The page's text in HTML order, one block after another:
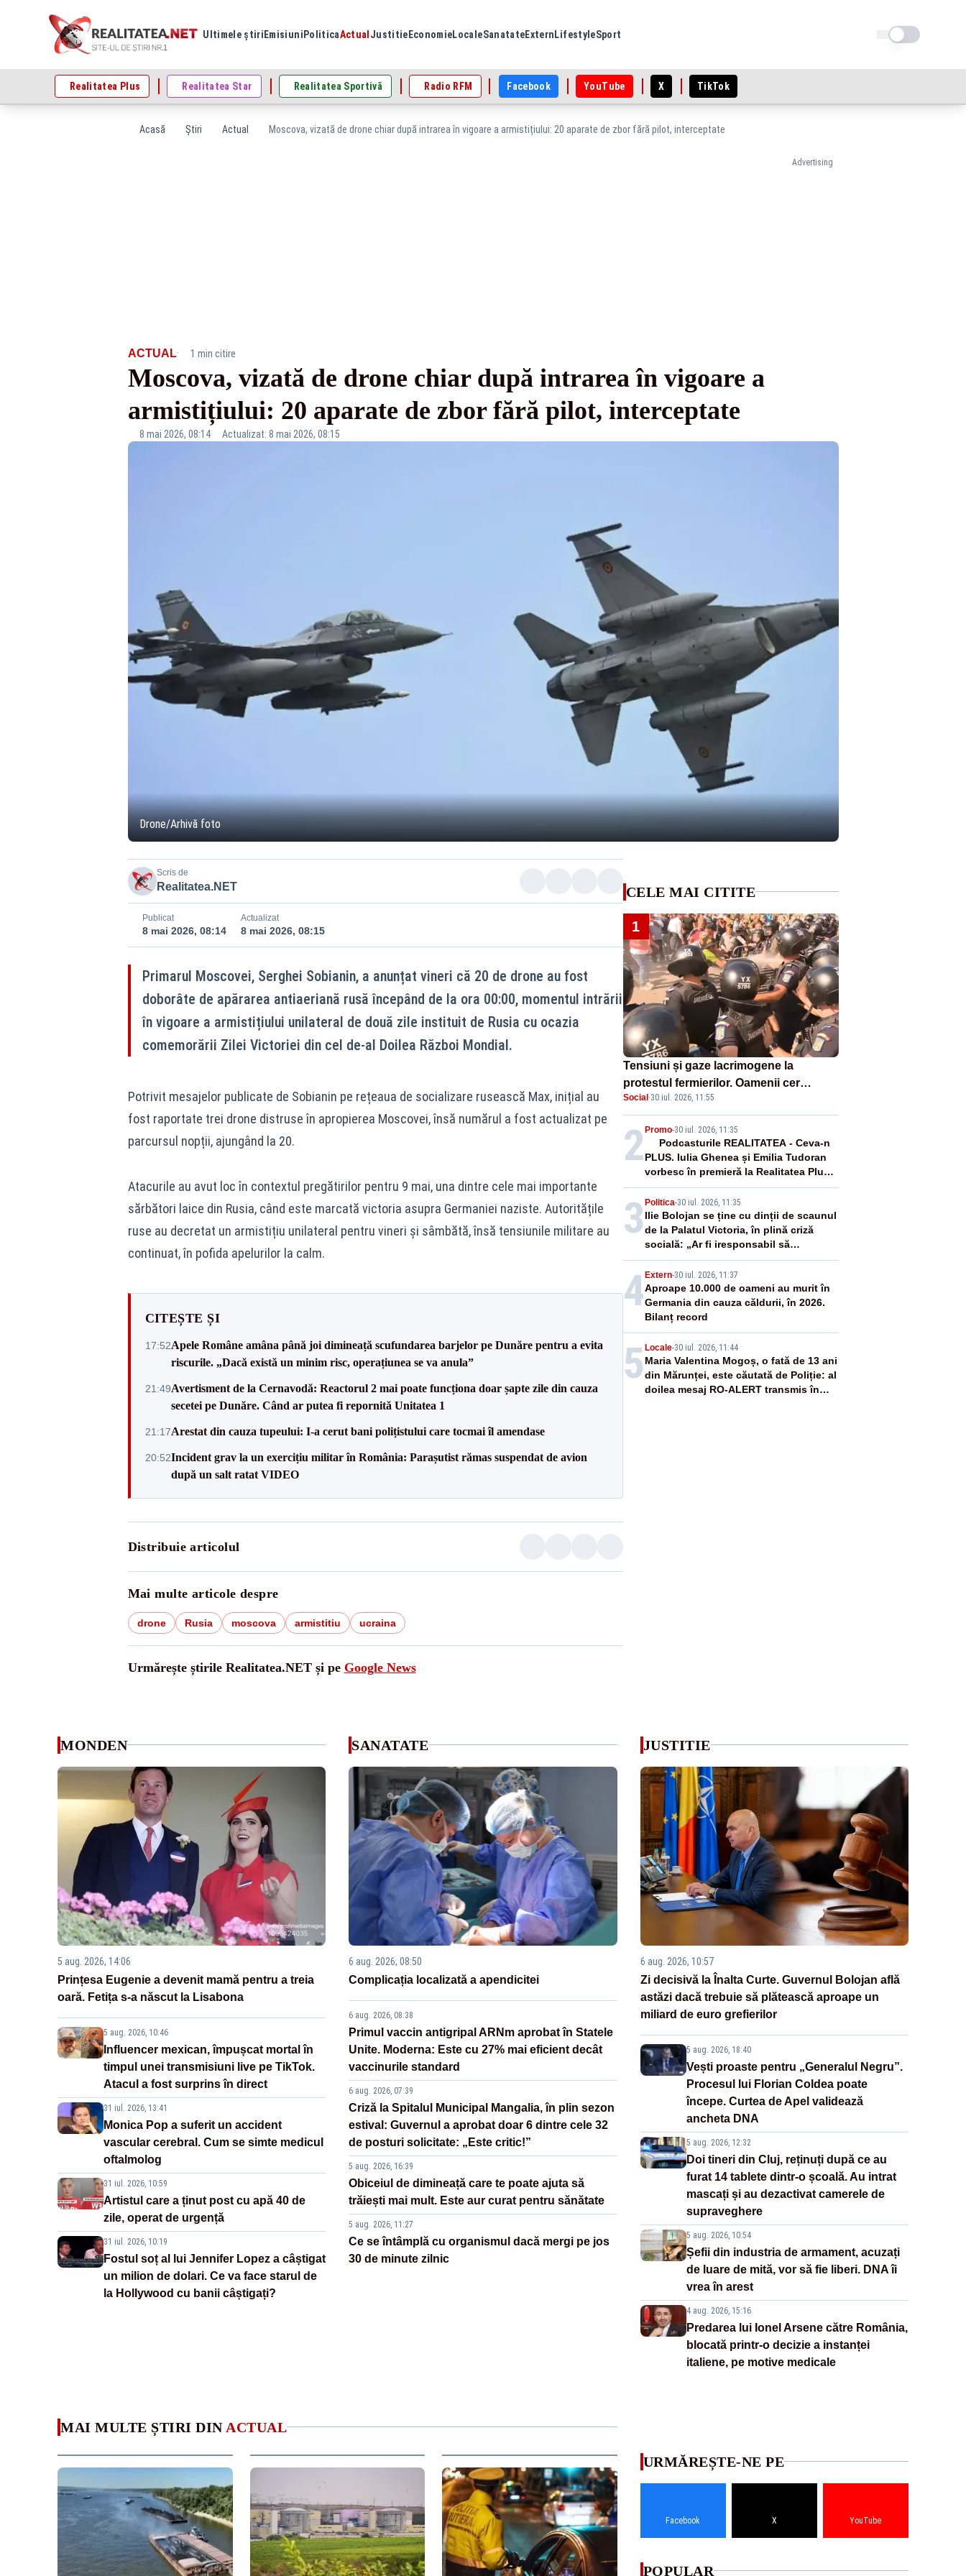
Ultimele știri Emisiuni PoliticaActual Justitie EconomieLocaleSanatateExtern LifestyleSport Schimba tema
Realitatea Plus Realitatea Star Realitatea Sportivă Radio RFM Facebook YouTube X TikTok
Acasă Știri Actual Moscova, vizată de drone chiar după intrarea în vigoare a armistițiului: 20 aparate de zbor fără pilot, interceptate
Advertising
ACTUAL· 1 min citire
Moscova, vizată de drone chiar după intrarea în vigoare a
armistițiului: 20 aparate de zbor fără pilot, interceptate
8 mai 2026, 08:14 Actualizat: 8 mai 2026, 08:15
Drone/Arhivă foto
Scris de
Realitatea.NET
Publicat
8 mai 2026, 08:14
Actualizat
8 mai 2026, 08:15
Primarul Moscovei, Serghei Sobianin, a anunțat vineri că 20 de drone au fost
doborâte de apărarea antiaeriană rusă începând de la ora 00:00, momentul intrării
în vigoare a armistițiului unilateral de două zile instituit de Rusia cu ocazia
comemorării Zilei Victoriei din cel de-al Doilea Război Mondial.
Potrivit mesajelor publicate de Sobianin pe rețeaua de socializare rusească Max, inițial au
fost raportate trei drone distruse în apropierea Moscovei, însă numărul a fost actualizat pe
parcursul nopții, ajungând la 20.
Atacurile au avut loc în contextul pregătirilor pentru 9 mai, una dintre cele mai importante
sărbători laice din Rusia, când este marcată victoria asupra Germaniei naziste. Autoritățile
ruse au decretat un armistițiu unilateral pentru vineri și sâmbătă, însă tensiunile militare au
continuat, în pofida apelurilor la calm.
CITEȘTE ȘI
17:52Apele Române amâna până joi dimineață scufundarea barjelor pe Dunăre pentru a evita
riscurile. „Dacă există un minim risc, operațiunea se va anula”
21:49Avertisment de la Cernavodă: Reactorul 2 mai poate funcționa doar șapte zile din cauza
secetei pe Dunăre. Când ar putea fi repornită Unitatea 1
21:17Arestat din cauza tupeului: I-a cerut bani polițistului care tocmai îl amendase
20:52Incident grav la un exercițiu militar în România: Parașutist rămas suspendat de avion
după un salt ratat VIDEO
Distribuie articolul
Mai multe articole despre
drone Rusia moscova armistitiu ucraina
Urmărește știrile Realitatea.NET și pe Google News
CELE MAI CITITE
1
Tensiuni și gaze lacrimogene la
protestul fermierilor. Oamenii cer
demisia șefului ANSVSA și s-au mutat
în Piața Victoria– LIVE TEXT
Social·30 iul. 2026, 11:55
2Promo-30 iul. 2026, 11:35
Podcasturile REALITATEA - Ceva-n
PLUS. Iulia Ghenea și Emilia Tudoran
vorbesc în premieră la Realitatea Plus -
VIDEO
3 Politica-30 iul. 2026, 11:35
Ilie Bolojan se ține cu dinții de scaunul
de la Palatul Victoria, în plină criză
socială: „Ar fi iresponsabil să
demisionez!”
4Extern-30 iul. 2026, 11:37
Aproape 10.000 de oameni au murit în
Germania din cauza căldurii, în 2026.
Bilanț record
5 Locale-30 iul. 2026, 11:44
Maria Valentina Mogoș, o fată de 13 ani
din Mărunței, este căutată de Poliție: al
doilea mesaj RO-ALERT transmis în
MONDEN
5 aug. 2026, 14:06
Prințesa Eugenie a devenit mamă pentru a treia
oară. Fetița s-a născut la Lisabona
5 aug. 2026, 10:46
Influencer mexican, împușcat mortal în
timpul unei transmisiuni live pe TikTok.
Atacul a fost surprins în direct
31 iul. 2026, 13:41
Monica Pop a suferit un accident
vascular cerebral. Cum se simte medicul
oftalmolog
31 iul. 2026, 10:59
Artistul care a ținut post cu apă 40 de
zile, operat de urgență
31 iul. 2026, 10:19
Fostul soț al lui Jennifer Lopez a câștigat
un milion de dolari. Ce va face starul de
la Hollywood cu banii câștigați?
SANATATE
6 aug. 2026, 08:50
Complicația localizată a apendicitei
6 aug. 2026, 08:38
Primul vaccin antigripal ARNm aprobat în Statele
Unite. Moderna: Este cu 27% mai eficient decât
vaccinurile standard
6 aug. 2026, 07:39
Criză la Spitalul Municipal Mangalia, în plin sezon
estival: Guvernul a aprobat doar 6 dintre cele 32
de posturi solicitate: „Este critic!”
5 aug. 2026, 16:39
Obiceiul de dimineață care te poate ajuta să
trăiești mai mult. Este aur curat pentru sănătate
5 aug. 2026, 11:27
Ce se întâmplă cu organismul dacă mergi pe jos
30 de minute zilnic
JUSTITIE
6 aug. 2026, 10:57
Zi decisivă la Înalta Curte. Guvernul Bolojan află
astăzi dacă trebuie să plătească aproape un
miliard de euro grefierilor
5 aug. 2026, 18:40
Vești proaste pentru „Generalul Negru”.
Procesul lui Florian Coldea poate
începe. Curtea de Apel validează
ancheta DNA
5 aug. 2026, 12:32
Doi tineri din Cluj, reținuți după ce au
furat 14 tablete dintr-o școală. Au intrat
mascați și au dezactivat camerele de
supraveghere
5 aug. 2026, 10:54
Șefii din industria de armament, acuzați
de luare de mită, vor să fie liberi. DNA îi
vrea în arest
4 aug. 2026, 15:16
Predarea lui Ionel Arsene către România,
blocată printr-o decizie a instanței
italiene, pe motive medicale
MAI MULTE ȘTIRI DIN ACTUAL
URMĂREȘTE-NE PE
Facebook X YouTube
POPULAR